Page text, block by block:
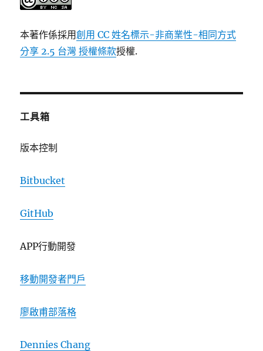
本著作係採用創用 CC 姓名標示-非商業性-相同方式
分享 2.5 台灣 授權條款授權.
工具箱
版本控制
Bitbucket
GitHub
APP行動開發
移動開發者門戶
廖啟甫部落格
Dennies Chang